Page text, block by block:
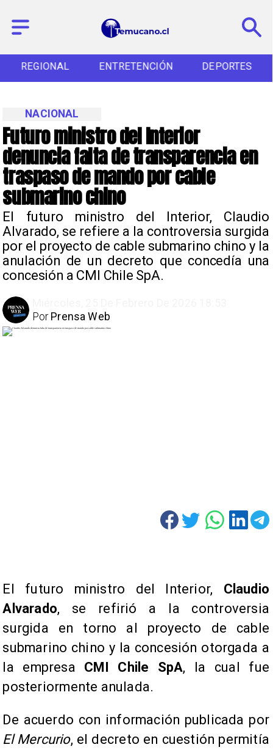
REGIONAL ENTRETENCIÓN DEPORTES
Futuro ministro del Interior
denuncia falta de transparencia en
traspaso de mando por cable
submarino chino
El futuro ministro del Interior, Claudio
Alvarado, se refiere a la controversia surgida
por el proyecto de cable submarino chino y la
anulación de un decreto que concedía una
concesión a CMI Chile SpA.
NACIONAL
Prensa Web
Por
El futuro ministro del Interior, Claudio
Alvarado, se refirió a la controversia
surgida en torno al proyecto de cable
submarino chino y la concesión otorgada a
la empresa CMI Chile SpA, la cual fue
posteriormente anulada.
De acuerdo con información publicada por
El Mercurio, el decreto en cuestión permitía